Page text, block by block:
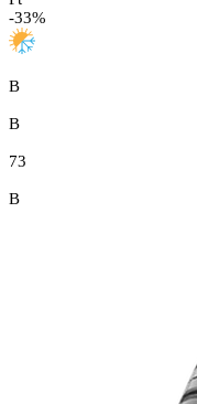
-33%
B
B
73
B